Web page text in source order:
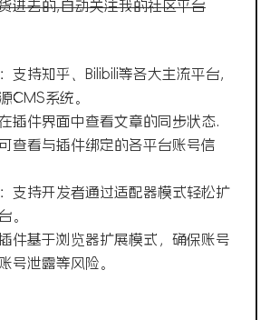
进去的,自动关注我的社区平台
：支持知乎、Bilibili等各大主流平台,
CMS系统。
插件界面中查看文章的同步状态.
查看与插件绑定的各平台账号信
：支持开发者通过适配器模式轻松扩
。
件基于浏览器扩展模式，确保账号
号泄露等风险。